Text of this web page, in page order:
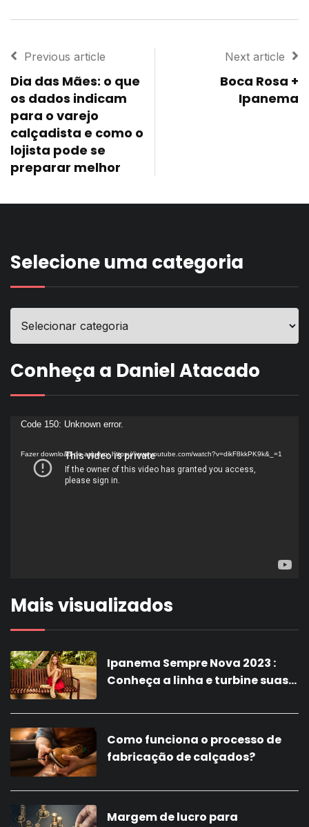
Previous article
Dia das Mães: o que
os dados indicam
para o varejo
calçadista e como o
lojista pode se
preparar melhor
Next article
Boca Rosa +
Ipanema
Selecione uma categoria
Conheça a Daniel Atacado
Tocador
vídeo
Code 150: Unknown error.
Fazer download do arquivo: https://www.youtube.com/watch?v=dikF8kkPK9k&_=1
Mais visualizados
Ipanema Sempre Nova 2023 :
Conheça a linha e turbine suas
Como funciona o processo de
fabricação de calçados?
Margem de lucro para